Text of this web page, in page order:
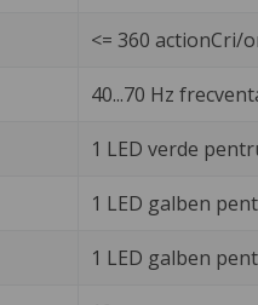
<= 360 actionCri/
40...70 Hz
1 LED verde
1 LED galben
1 LED galben